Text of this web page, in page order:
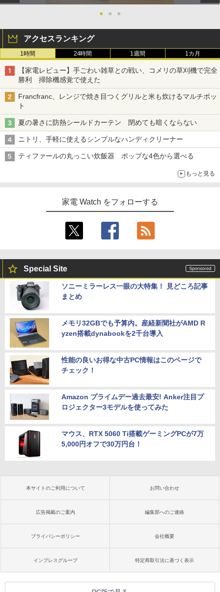
● ● ●
アクセスランキング
1時間 24時間 1週間 1カ月
【家電レビュー】手ごわい雑草との戦い、コメリの草刈機で完全
勝利 掃除機感覚で使えた
Francfranc、レンジで焼き目つくグリルと米も炊けるマルチポッ
ト
夏の暑さに防熱シールドカーテン 閉めても暗くならない
ニトリ、手軽に使えるシンプルなハンディクリーナー
ティファールの丸っこい炊飯器 ポップな4色から選べる
もっと見る
家電 Watch をフォローする
Special Site
ソニーミラーレス一眼の大特集！ 見どころ記事
まとめ
メモリ32GBでも予算内。産経新聞社がAMD R
yzen搭載dynabookを2千台導入
性能の良いお得な中古PC情報はこのページで
チェック！
Amazon プライムデー過去最安! Anker注目プ
ロジェクター3モデルを使ってみた
マウス、RTX 5060 Ti搭載ゲーミングPCが7万
5,000円オフで30万円台！
本サイトのご利用について お問い合わせ
広告掲載のご案内 編集部へのご連絡
プライバシーポリシー 会社概要
インプレスグループ 特定商取引法に基づく表示